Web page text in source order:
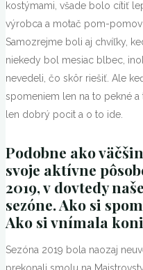
kostýmami, všade bolo cítiť
výrobca a motač pom-
Samozrejme boli aj chvíľky,
niekedy bol mesiac blbec,
nevedeli, čo skôr riešiť. Ale
spomeniem len na to pekné
len dobrý pocit a o to ide.
Podobne ako
svoje aktívne
2019, v dovtedy
sezóne. Ako si
Ako si vnímala
Sezóna 2019 bola naozaj
prekonali smolu na